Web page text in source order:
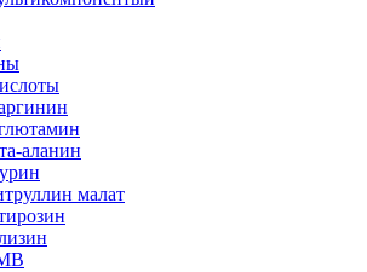
аланин
малат